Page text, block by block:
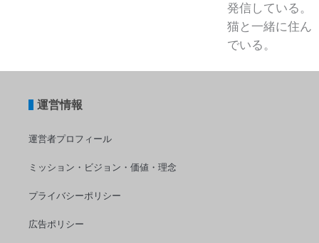
発信している。
猫と一緒に住ん
でいる。
運営情報
運営者プロフィール
ミッション・ビジョン・価値・理念
プライバシーポリシー
広告ポリシー